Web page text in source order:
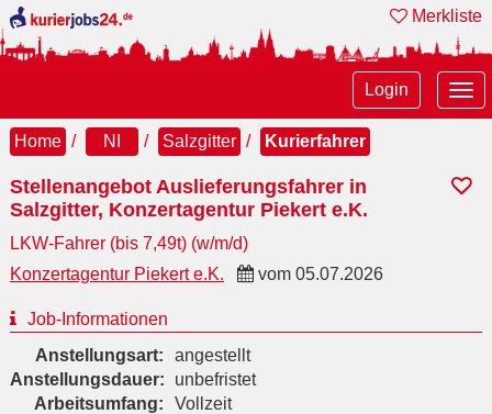
Merkliste
Login
Home NI Salzgitter Kurierfahrer
Stellenangebot Auslieferungsfahrer in
Salzgitter, Konzertagentur Piekert e.K.
LKW-Fahrer (bis 7,49t) (w/m/d)
Konzertagentur Piekert e.K.
vom 05.07.2026
Job-Informationen
Anstellungsart:
angestellt
Anstellungsdauer:
unbefristet
Arbeitsumfang:
Vollzeit